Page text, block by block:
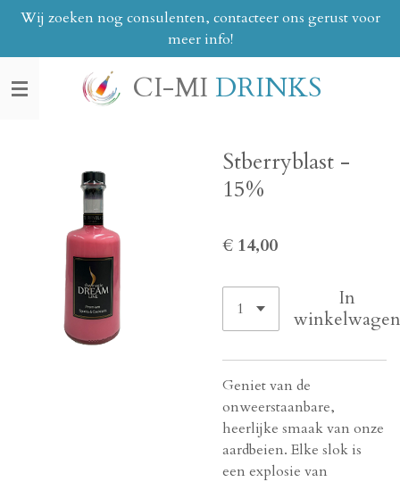
Ga
naar
de
hoofdinhoud
CI-MI DRINKS
Wij zoeken nog consulenten, contacteer ons gerust voor
meer info!
Stberryblast -
15%
€ 14,00
In
winkelwagen
Geniet van de
onweerstaanbare,
heerlijke smaak van onze
aardbeien. Elke slok is
een explosie van